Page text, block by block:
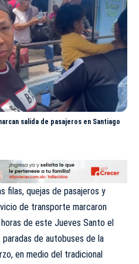
salida de pasajeros en Santiago
filas, quejas de pasajeros y
de transporte marcaron
de este Jueves Santo el
de autobuses de la
en medio del tradicional